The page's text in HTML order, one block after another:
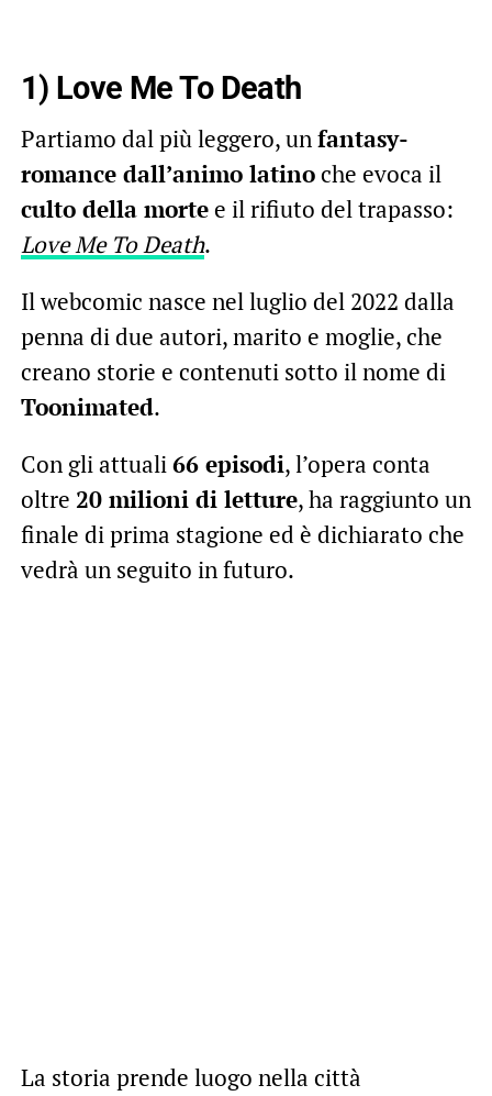
1) Love Me To Death
Partiamo dal più leggero, unfantasy-
romance dall’animo latinoche evoca il
culto della mortee il rifiuto del trapasso:
Love Me To Death.
Il webcomic nasce nel luglio del 2022 dalla
penna di due autori, marito e moglie, che
creano storie e contenuti sotto il nome di
Toonimated.
Con gli attuali66 episodi, l’opera conta
oltre 20 milioni di letture, ha raggiunto un
finale di prima stagione ed è dichiarato che
vedrà un seguito in futuro.
La storia prende luogo nella città